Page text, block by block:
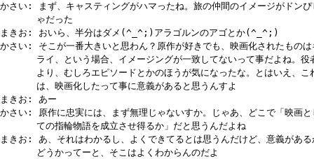
かさい: まず、キャスティングがハマったね。旅の仲間のイメージがドンぴ
ゃだった
まきお: おいら、半分はダメ(^_^;)アラゴルンのアゴとか(^_^;)
かさい: そこが一番大きいと思わん？原作が好きでも、映画化されたものは
ライ、という場合、イメージングが一致してないって事だよね。役
より、むしろエピソードとかのほうが気になったな。とはいえ、こ
は、映画化したって事に意義があると思うんすよ
まきお: あー
かさい: 原作に忠実には、まず無理じゃないすか。じゃあ、どこで「映画と
ての指輪物語を成立させ得るか」だと思うんだよね
まきお: あ、それはわかるし、よくできてるとは思うんだけど、意義がある
どうかってーと、そこはよくわからんのだよ